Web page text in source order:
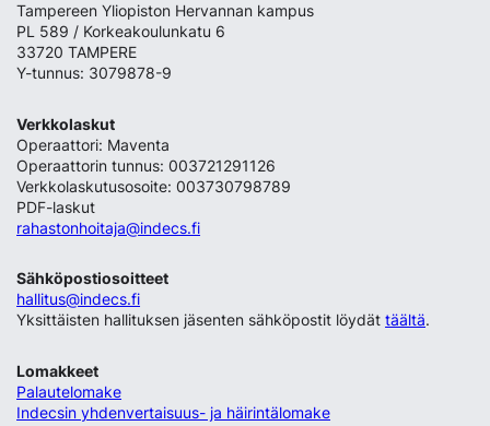
Tampereen Yliopiston Hervannan kampus
PL 589 / Korkeakoulunkatu 6
33720 TAMPERE
Y-tunnus: 3079878-9
Verkkolaskut
Operaattori: Maventa
Operaattorin tunnus: 003721291126
Verkkolaskutusosoite: 003730798789
PDF-laskut
rahastonhoitaja@indecs.fi
Sähköpostiosoitteet
hallitus@indecs.fi
Yksittäisten hallituksen jäsenten sähköpostit löydättäältä.
Lomakkeet
Palautelomake
Indecsin yhdenvertaisuus- ja häirintälomake